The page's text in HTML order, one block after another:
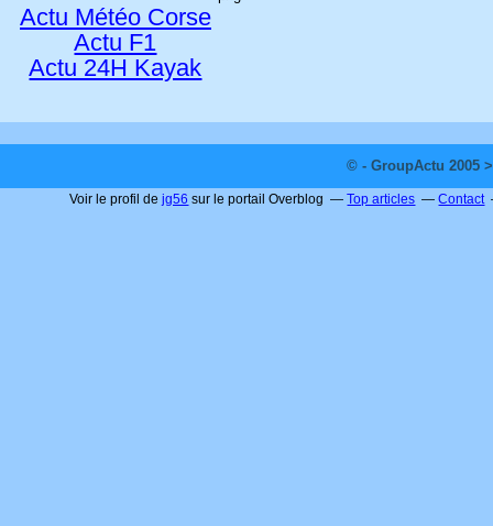
Actu Météo Corse
Actu F1
Actu 24H Kayak
© - GroupActu 2005
Voir le profil dejg56 sur le portail Overblog Top articles Contact